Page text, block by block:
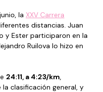
la XXV Carrera
distancias. Juan
y Ester participaron en la
Ruilova lo hizo en
24:11, a 4:23/km,
clasificación general, y